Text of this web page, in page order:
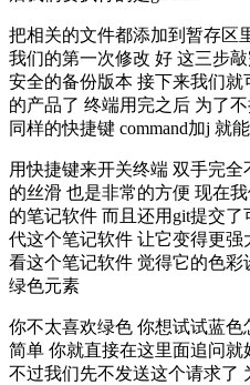
把相关的文件都添加到暂存区
我们的第一次修改 好 这三步
安全的备份版本 接下来我们
的产品了 终端用完之后 为了
同样的快捷键 command加j 就
用快捷键来开关终端 双手完
的丝滑 也是非常的方便 现在
的笔记软件 而且还用git提交
代这个笔记软件 让它变得更
看这个笔记软件 觉得它的色
绿色元素
你不太喜欢绿色 你想试试蓝
简单 你就直接在这里面追问
不过我们先不发送这个请求了